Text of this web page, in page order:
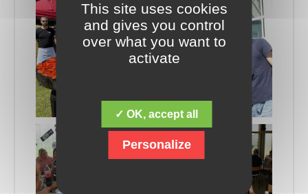
This site uses cookies
and gives you control
over what you want to
activate
✓ OK, accept all
Personalize